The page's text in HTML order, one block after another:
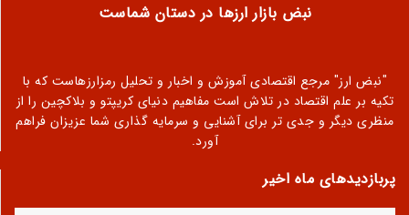
نبض بازار ارزها در دستان شماست
"نبض ارز" مرجع اقتصادی آموزش و اخبار و تحلیل رمزارزهاست که با
تکیه بر علم اقتصاد در تلاش است مفاهیم دنیای کریپتو و بلاکچین را از
منظری دیگر و جدی تر برای آشنایی و سرمایه گذاری شما عزیزان فراهم
آورد.
پربازدیدهای ماه اخیر